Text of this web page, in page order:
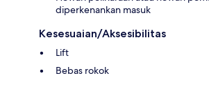
diperkenankan masuk
Kesesuaian/Aksesibilitas
Lift
Bebas rokok